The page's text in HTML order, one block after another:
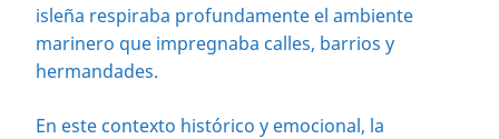
isleña respiraba profundamente el ambiente
marinero que impregnaba calles, barrios y
hermandades.
En este contexto histórico y emocional, la